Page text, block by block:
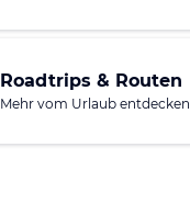
Roadtrips & Routen
Mehr vom Urlaub entdecken